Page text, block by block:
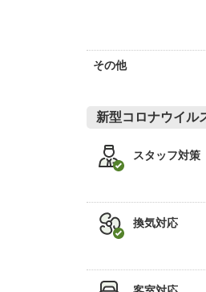
その他
新型コロナウイル
スタッフ対策
換気対応